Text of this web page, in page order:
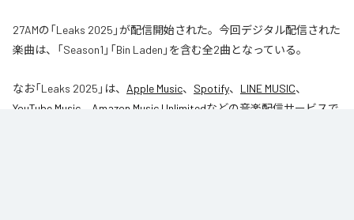
27AMの「Leaks 2025」が配信開始された。今回デジタル配信された
楽曲は、「Season1」「Bin Laden」を含む全2曲となっている。
なお「Leaks 2025 」は、 Apple Music、 Spotify、 LINE MUSIC、
YouTube Music
Amazon Music Unlimitedなどの音楽配信サービスで